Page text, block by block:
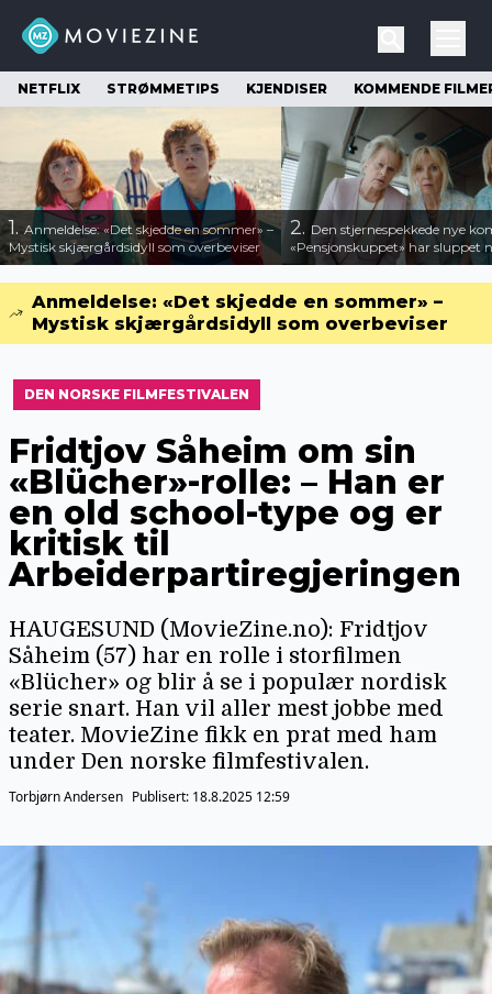
NETFLIX STRØMMETIPS KJENDISER KOMMENDE
1.Anmeldelse: «Det skjedde en sommer» –
Mystisk skjærgårdsidyll som overbeviser
2. Den stjernespekkede nye
«Pensjonskuppet» har sluppet
Anmeldelse: «Det skjedde en sommer» –
Mystisk skjærgårdsidyll som overbeviser
DEN NORSKE FILMFESTIVALEN
Fridtjov Såheim om sin
«Blücher»-rolle: – Han er
en old school-type og er
kritisk til
Arbeiderpartiregjeringen
HAUGESUND (MovieZine.no): Fridtjov
Såheim (57) har en rolle i storfilmen
«Blücher» og blir å se i populær nordisk
serie snart. Han vil aller mest jobbe med
teater. MovieZine fikk en prat med ham
under Den norske filmfestivalen.
Torbjørn Andersen Publisert: 18.8.2025 12:59